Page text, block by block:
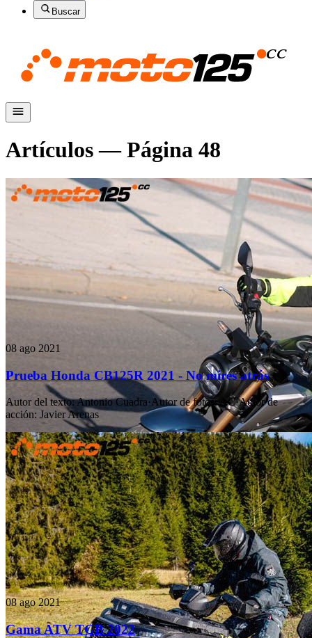
Buscar
Artículos — Página 48
08 ago 2021
Prueba Honda CB125R 2021 - No mires atrás
Autor del texto:Antonio Cuadra·Autor de fotos: AC·Autor de
acción: Javier Arenas
08 ago 2021
Gama ATV TGB 2022